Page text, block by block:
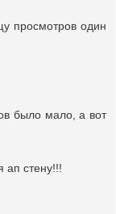
просмотров один
было мало, а вот
ап стену!!!